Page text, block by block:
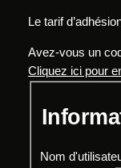
Le tarif
Avez-vous un
Cliquez ici pour
Nom